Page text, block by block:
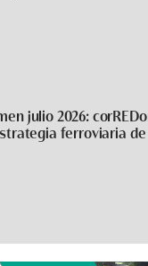
julio 2026:
ferroviaria de